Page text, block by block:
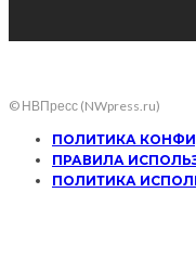
© НВПресс (NWpress.ru)
ПОЛИТИКА
ПРАВИЛА
ПОЛИТИКА